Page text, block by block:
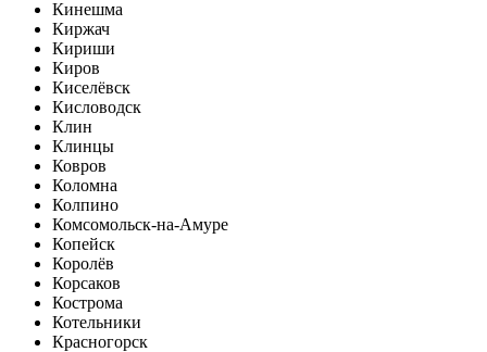
Кинешма
Киржач
Кириши
Киров
Киселёвск
Кисловодск
Клин
Клинцы
Ковров
Коломна
Колпино
Комсомольск-на-Амуре
Копейск
Королёв
Корсаков
Кострома
Котельники
Красногорск